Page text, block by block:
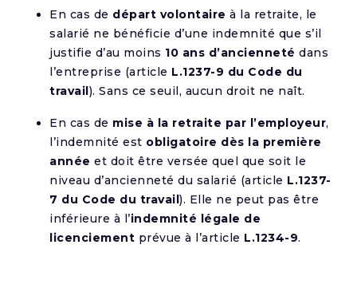
En cas de départ volontaire à la retraite, le
salarié ne bénéficie d’une indemnité que s’il
justifie d’au moins 10 ans d’ancienneté dans
l’entreprise (article L.1237-9 du Code du
travail). Sans ce seuil, aucun droit ne naît.
En cas de mise à la retraite par l’employeur,
l’indemnité est obligatoire dès la première
année et doit être versée quel que soit le
niveau d’ancienneté du salarié (article L.1237-
7 du Code du travail). Elle ne peut pas être
inférieure à l’indemnité légale de
licenciement prévue à l’article L.1234-9.